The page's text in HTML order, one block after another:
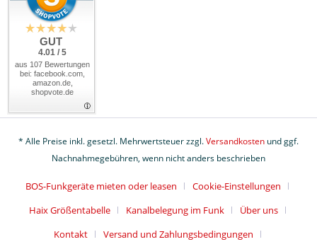
GUT
4.01 / 5
aus 107 Bewertungen
bei: facebook.com,
amazon.de,
shopvote.de
* Alle Preise inkl. gesetzl. Mehrwertsteuer zzgl.Versandkosten und ggf.
Nachnahmegebühren, wenn nicht anders beschrieben
BOS-Funkgeräte mieten oder leasen
Cookie-Einstellungen
Haix Größentabelle
Kanalbelegung im Funk
Über uns
Kontakt
Versand und Zahlungsbedingungen